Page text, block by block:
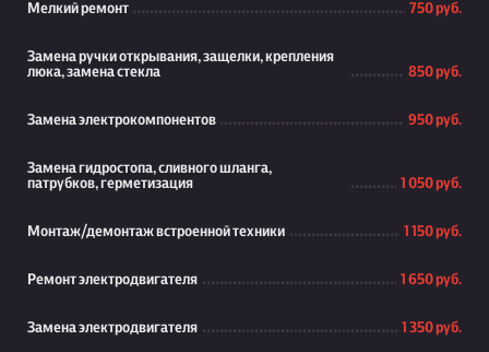
Мелкий ремонт 750 руб.
Замена ручки открывания, защелки, крепления
люка, замена стекла
850 руб.
Замена электрокомпонентов 950 руб.
Замена гидростопа, сливного шланга,
патрубков, герметизация
1 050 руб.
Монтаж/демонтаж встроенной техники 1 150 руб.
Ремонт электродвигателя 1 650 руб.
Замена электродвигателя 1 350 руб.